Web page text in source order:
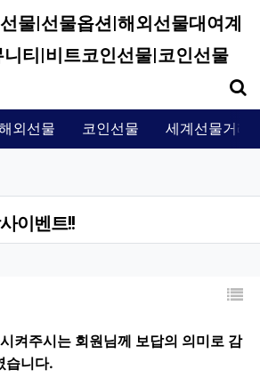
물|선물옵션|해외선물대여계
티|비트코인선물|코인선물
외선물 코인선물 세계선물거래
이벤트!!
목
켜주시는 회원님께 보답의 의미로 감
습니다.